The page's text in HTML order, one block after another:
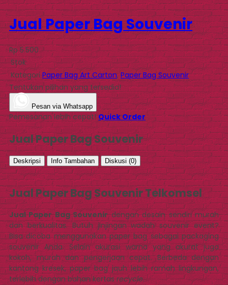
Jual Paper Bag Souvenir
Rp 5.500
Stok
Kategori Paper Bag Art Carton,Paper Bag Souvenir
Tentukan pilihan yang tersedia!
Pesan via Whatsapp
Pemesanan lebih cepat!Quick Order
Jual Paper Bag Souvenir
Deskripsi Info Tambahan Diskusi (0)
Jual Paper Bag Souvenir Telkomsel
Jual Paper Bag Souvenirdengan desain sendiri murah
dan berkualitas. Butuh jinjingan wadah souvenir event?
Bisa dicoba menggunakan paper bag sebagai packaging
souvenir Anda. Selain akurasi warna yang akurat juga
kokoh, murah dan pengerjaan cepat. Berbeda dengan
kantong kresek, paper bag jauh lebih ramah lingkungan,
terlebih dengan bahan kertasrecycle.